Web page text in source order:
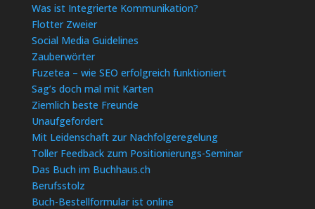
Was ist Integrierte Kommunikation?
Flotter Zweier
Social Media Guidelines
Zauberwörter
Fuzetea – wie SEO erfolgreich funktioniert
Sag’s doch mal mit Karten
Ziemlich beste Freunde
Unaufgefordert
Mit Leidenschaft zur Nachfolgeregelung
Toller Feedback zum Positionierungs-Seminar
Das Buch im Buchhaus.ch
Berufsstolz
Buch-Bestellformular ist online